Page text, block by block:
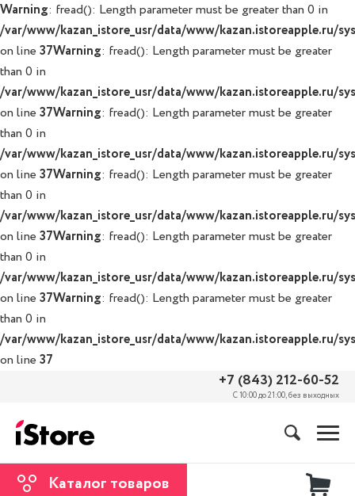
Warning: fread(): Length parameter must be greater than 0 in
/var/www/kazan_istore_usr/data/www/kazan.istoreapple.ru/
on line 37Warning: fread(): Length parameter must be greater
than 0 in
/var/www/kazan_istore_usr/data/www/kazan.istoreapple.ru/
on line 37Warning: fread(): Length parameter must be greater
than 0 in
/var/www/kazan_istore_usr/data/www/kazan.istoreapple.ru/
on line 37Warning: fread(): Length parameter must be greater
than 0 in
/var/www/kazan_istore_usr/data/www/kazan.istoreapple.ru/
on line 37Warning: fread(): Length parameter must be greater
than 0 in
/var/www/kazan_istore_usr/data/www/kazan.istoreapple.ru/
on line 37Warning: fread(): Length parameter must be greater
than 0 in
/var/www/kazan_istore_usr/data/www/kazan.istoreapple.ru/
on line 37
+7 (843) 212-60-52
С 10:00 до 21:00, без выходных
Каталог товаров